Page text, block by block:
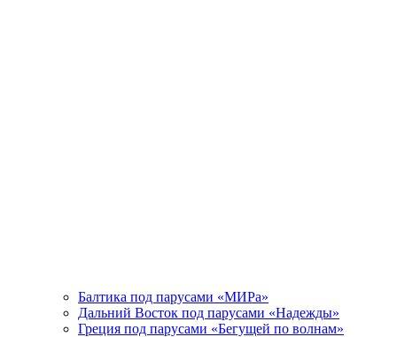
Балтика под парусами «МИРа»
Дальний Восток под парусами «Надежды»
Греция под парусами «Бегущей по волнам»